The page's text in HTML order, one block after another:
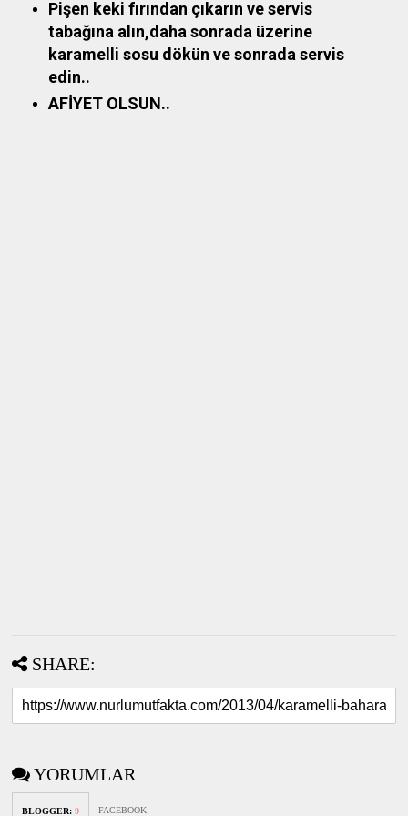
Pişen keki fırından çıkarın ve servis
tabağına alın,daha sonrada üzerine
karamelli sosu dökün ve sonrada servis
edin..
AFİYET OLSUN..
SHARE:
YORUMLAR
BLOGGER:9 FACEBOOK: